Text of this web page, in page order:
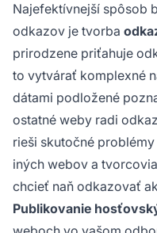
Najefektívnejší spôsob
odkazov je tvorba
prirodzene priťahuje
to vytvárať komplexné
dátami podložené
ostatné weby radi
rieši skutočné
iných webov a
chcieť naň odkazovať
Publikovanie